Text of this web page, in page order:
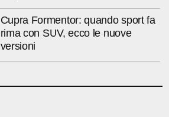
Cupra Formentor: quando sport fa
rima con SUV, ecco le nuove
versioni